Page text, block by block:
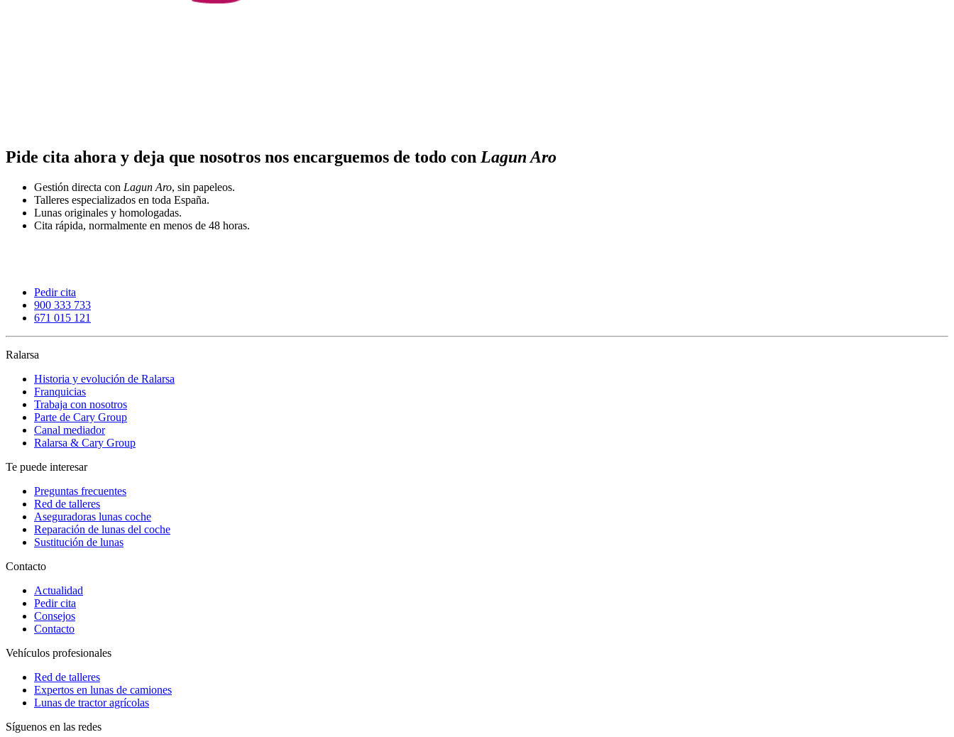
Pide cita ahora y deja que nosotros nos encarguemos de todo con Lagun Aro
Gestión directa con Lagun Aro, sin papeleos.
Talleres especializados en toda España.
Lunas originales y homologadas.
Cita rápida, normalmente en menos de 48 horas.
Pedir cita
900 333 733
671 015 121
Ralarsa
Historia y evolución de Ralarsa
Franquicias
Trabaja con nosotros
Parte de Cary Group
Canal mediador
Ralarsa & Cary Group
Te puede interesar
Preguntas frecuentes
Red de talleres
Aseguradoras lunas coche
Reparación de lunas del coche
Sustitución de lunas
Contacto
Actualidad
Pedir cita
Consejos
Contacto
Vehículos profesionales
Red de talleres
Expertos en lunas de camiones
Lunas de tractor agrícolas
Síguenos en las redes